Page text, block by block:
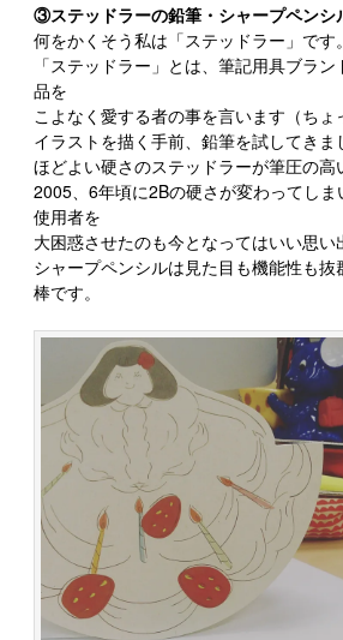
③ステッドラーの鉛筆・シャープペンシ
何をかくそう私は「ステッドラー」です。
「ステッドラー」とは、筆記用具ブラ
品を
こよなく愛する者の事を言います（ちょ
イラストを描く手前、鉛筆を試してきま
ほどよい硬さのステッドラーが筆圧の高
2005、6年頃に2Bの硬さが変わってし
使用者を
大困惑させたのも今となってはいい思い
シャープペンシルは見た目も機能性も
棒です。